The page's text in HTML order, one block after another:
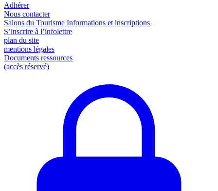
Adhérer
Nous contacter
Salons du Tourisme Informations et inscriptions
S’inscrire à l’infolettre
plan du site
mentions légales
Documents ressources
(accès réservé)